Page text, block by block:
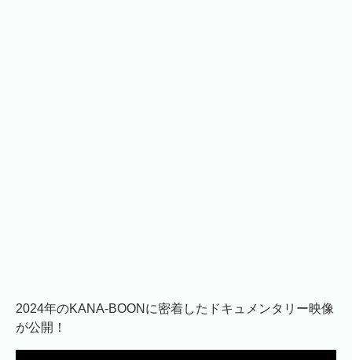
2024年のKANA-BOONに密着したドキュメンタリー映像
が公開！